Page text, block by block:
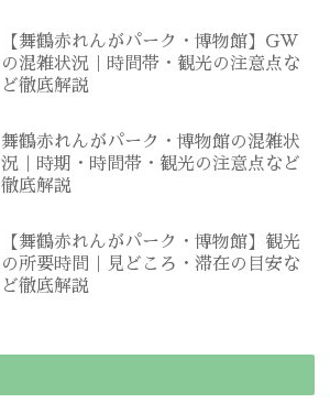
【舞鶴赤れんがパーク・博物館】GW
の混雑状況｜時間帯・観光の注意点な
ど徹底解説
舞鶴赤れんがパーク・博物館の混雑状
況｜時期・時間帯・観光の注意点など
徹底解説
【舞鶴赤れんがパーク・博物館】観光
の所要時間｜見どころ・滞在の目安な
ど徹底解説